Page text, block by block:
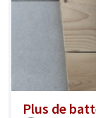
Plus de